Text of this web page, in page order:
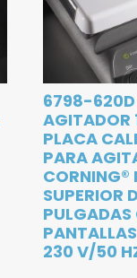
6798-620D
AGITADOR
PLACA
PARA
SUPERIOR
PULGADAS
230 V/50